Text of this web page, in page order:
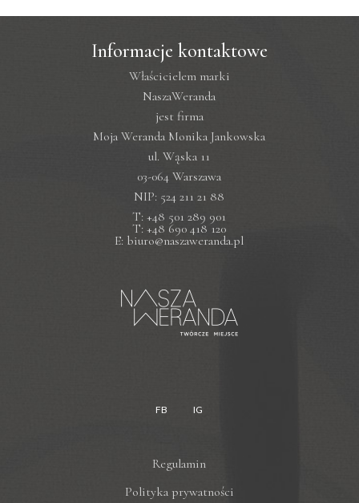
Informacje kontaktowe
Właścicielem marki
NaszaWeranda
jest firma
Moja Weranda Monika Jankowska
ul. Wąska 11
03-064 Warszawa
NIP: 524 211 21 88
T: +48 501 289 901
T: +48 690 418 120
E: biuro@naszaweranda.pl
FB IG
Regulamin
Polityka prywatności